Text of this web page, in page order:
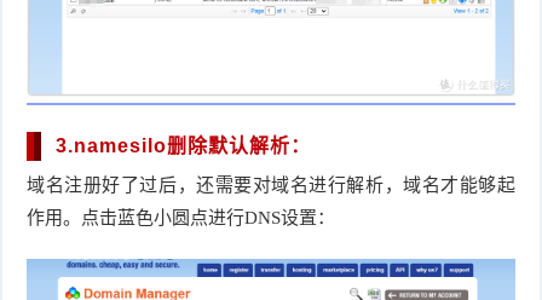
3.namesilo删除默认解析：
域名注册好了过后，还需要对域名进行解析，域名才能够起
作用。点击蓝色小圆点进行DNS设置：